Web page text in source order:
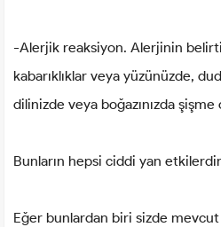
-Alerjik reaksiyon. Alerjinin
kabarıklıklar veya yüzünüzde,
dilinizde veya boğazınızda şişme
Bunların hepsi ciddi yan
Eğer bunlardan biri sizde mevcut